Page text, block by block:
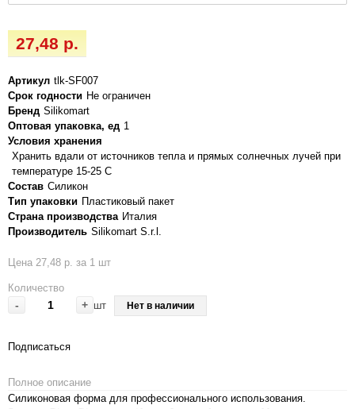
27,48 р.
Артикул tlk-SF007
Срок годности Не ограничен
Бренд Silikomart
Оптовая упаковка, ед 1
Условия хранения
Хранить вдали от источников тепла и прямых солнечных лучей при
температуре 15-25 С
Состав Силикон
Тип упаковки Пластиковый пакет
Страна производства Италия
Производитель Silikomart S.r.l.
Цена 27,48 р. за 1 шт
Количество
- + шт Нет в наличии
Подписаться
Полное описание
Силиконовая форма для профессионального использования.